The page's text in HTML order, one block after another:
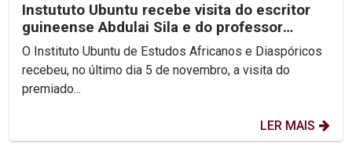
Instututo Ubuntu recebe visita do escritor
guineense Abdulai Sila e do professor
Arnaldo Sucuma
O Instituto Ubuntu de Estudos Africanos e Diaspóricos
recebeu, no último dia 5 de novembro, a visita do
premiado...
LER MAIS